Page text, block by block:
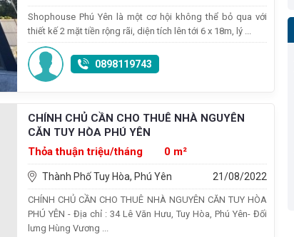
Shophouse Phú Yên là một cơ hội không thể bỏ qua với
thiết kế 2 mặt tiền rộng rãi, diện tích lên tới 6 x 18m, lý ...
0898119743
CHÍNH CHỦ CẦN CHO THUÊ NHÀ NGUYÊN
CĂN TUY HÒA PHÚ YÊN
Thỏa thuận triệu/tháng
0 m²
Thành Phố Tuy Hòa, Phú Yên 21/08/2022
CHÍNH CHỦ CẦN CHO THUÊ NHÀ NGUYÊN CĂN TUY HÒA
PHÚ YÊN - Địa chỉ : 34 Lê Văn Hưu, Tuy Hòa, Phú Yên- Đối
lưng Hùng Vương ...